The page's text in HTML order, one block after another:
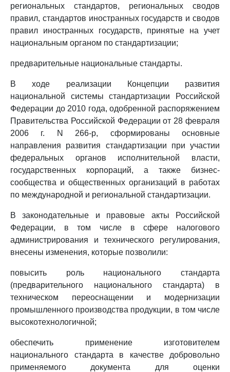
региональных стандартов, региональных сводов
правил, стандартов иностранных государств и сводов
правил иностранных государств, принятые на учет
национальным органом по стандартизации;
предварительные национальные стандарты.
В ходе реализации Концепции развития
национальной системы стандартизации Российской
Федерации до 2010 года, одобренной распоряжением
Правительства Российской Федерации от 28 февраля
2006 г. N 266-р, сформированы основные
направления развития стандартизации при участии
федеральных органов исполнительной власти,
государственных корпораций, а также бизнес-
сообщества и общественных организаций в работах
по международной и региональной стандартизации.
В законодательные и правовые акты Российской
Федерации, в том числе в сфере налогового
администрирования и технического регулирования,
внесены изменения, которые позволили:
повысить роль национального стандарта
(предварительного национального стандарта) в
техническом переоснащении и модернизации
промышленного производства продукции, в том числе
высокотехнологичной;
обеспечить применение изготовителем
национального стандарта в качестве добровольно
применяемого документа для оценки